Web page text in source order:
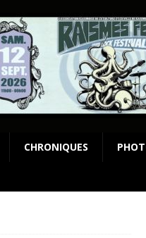
CHRONIQUES